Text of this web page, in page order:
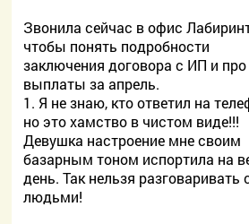
Звонила сейчас в офис
чтобы понять подробности
заключения договора с ИП и про
выплаты за апрель.
1. Я не знаю, кто ответил на
но это хамство в чистом виде!!!
Девушка настроение мне своим
базарным тоном испортила на
день. Так нельзя разговаривать
людьми!